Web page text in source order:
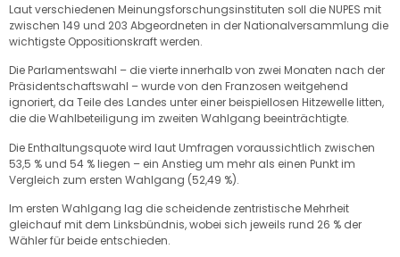
Laut verschiedenen Meinungsforschungsinstituten soll die NUPES mit
zwischen 149 und 203 Abgeordneten in der Nationalversammlung die
wichtigste Oppositionskraft werden.
Die Parlamentswahl – die vierte innerhalb von zwei Monaten nach der
Präsidentschaftswahl – wurde von den Franzosen weitgehend
ignoriert, da Teile des Landes unter einer beispiellosen Hitzewelle litten,
die die Wahlbeteiligung im zweiten Wahlgang beeinträchtigte.
Die Enthaltungsquote wird laut Umfragen voraussichtlich zwischen
53,5 % und 54 % liegen – ein Anstieg um mehr als einen Punkt im
Vergleich zum ersten Wahlgang (52,49 %).
Im ersten Wahlgang lag die scheidende zentristische Mehrheit
gleichauf mit dem Linksbündnis, wobei sich jeweils rund 26 % der
Wähler für beide entschieden.